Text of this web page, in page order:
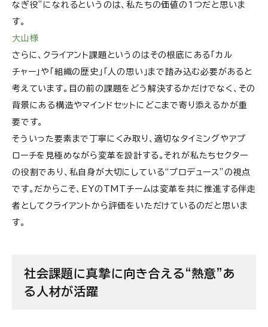
なぎ役”になれるというのは、私たちの価値の1つだと思いま
す。
大山様
さらに、クライアント課題というのはその根底にある「カル
チャー」や「組織の歴史」「人の思い」まで踏み込む必要があると
考えています。目の前の課題をどう解決するかだけでなく、その
背景にある構造やマインドセットにどこまで寄り添えるかが重
要です。
そういった要素まで丁寧にくみ取り、適切なタイミングやアプ
ローチを見極めながら変革を設計する。それが私たちセクター
の役割であり、私自身が大切にしている“プロデュース”の視点
です。だからこそ、EYのTMTチームは変革を共に推進する伴走
者としてクライアントから評価をいただけているのだと思いま
す。
社会課題に真摯に向き合える“熱意”あ
る人材が活躍